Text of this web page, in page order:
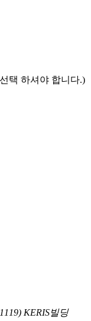
택 하셔야 합니다.)
KERIS빌딩